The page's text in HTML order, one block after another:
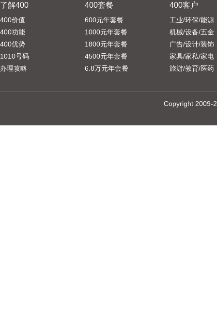
了解400
400价值
400功能
400优势
1010号码
办理攻略
400套餐
600元年套餐
1000元年套餐
1800元年套餐
4500元年套餐
6.8万元年套餐
400客户
工业/环保/能源
机械/设备/五金
广告/设计/装饰
家具/家私/家电
旅游/教育/医药
Copyright 2009-